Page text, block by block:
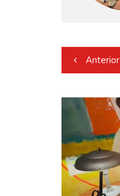
de
Post
Anterior